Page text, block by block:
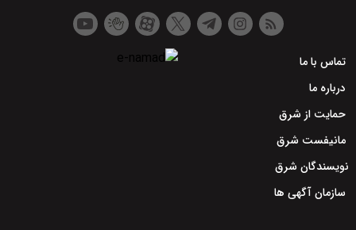
تماس با ما
درباره ما
حمایت از شرق
مانیفست شرق
نویسندگان شرق
سازمان آگهی ها